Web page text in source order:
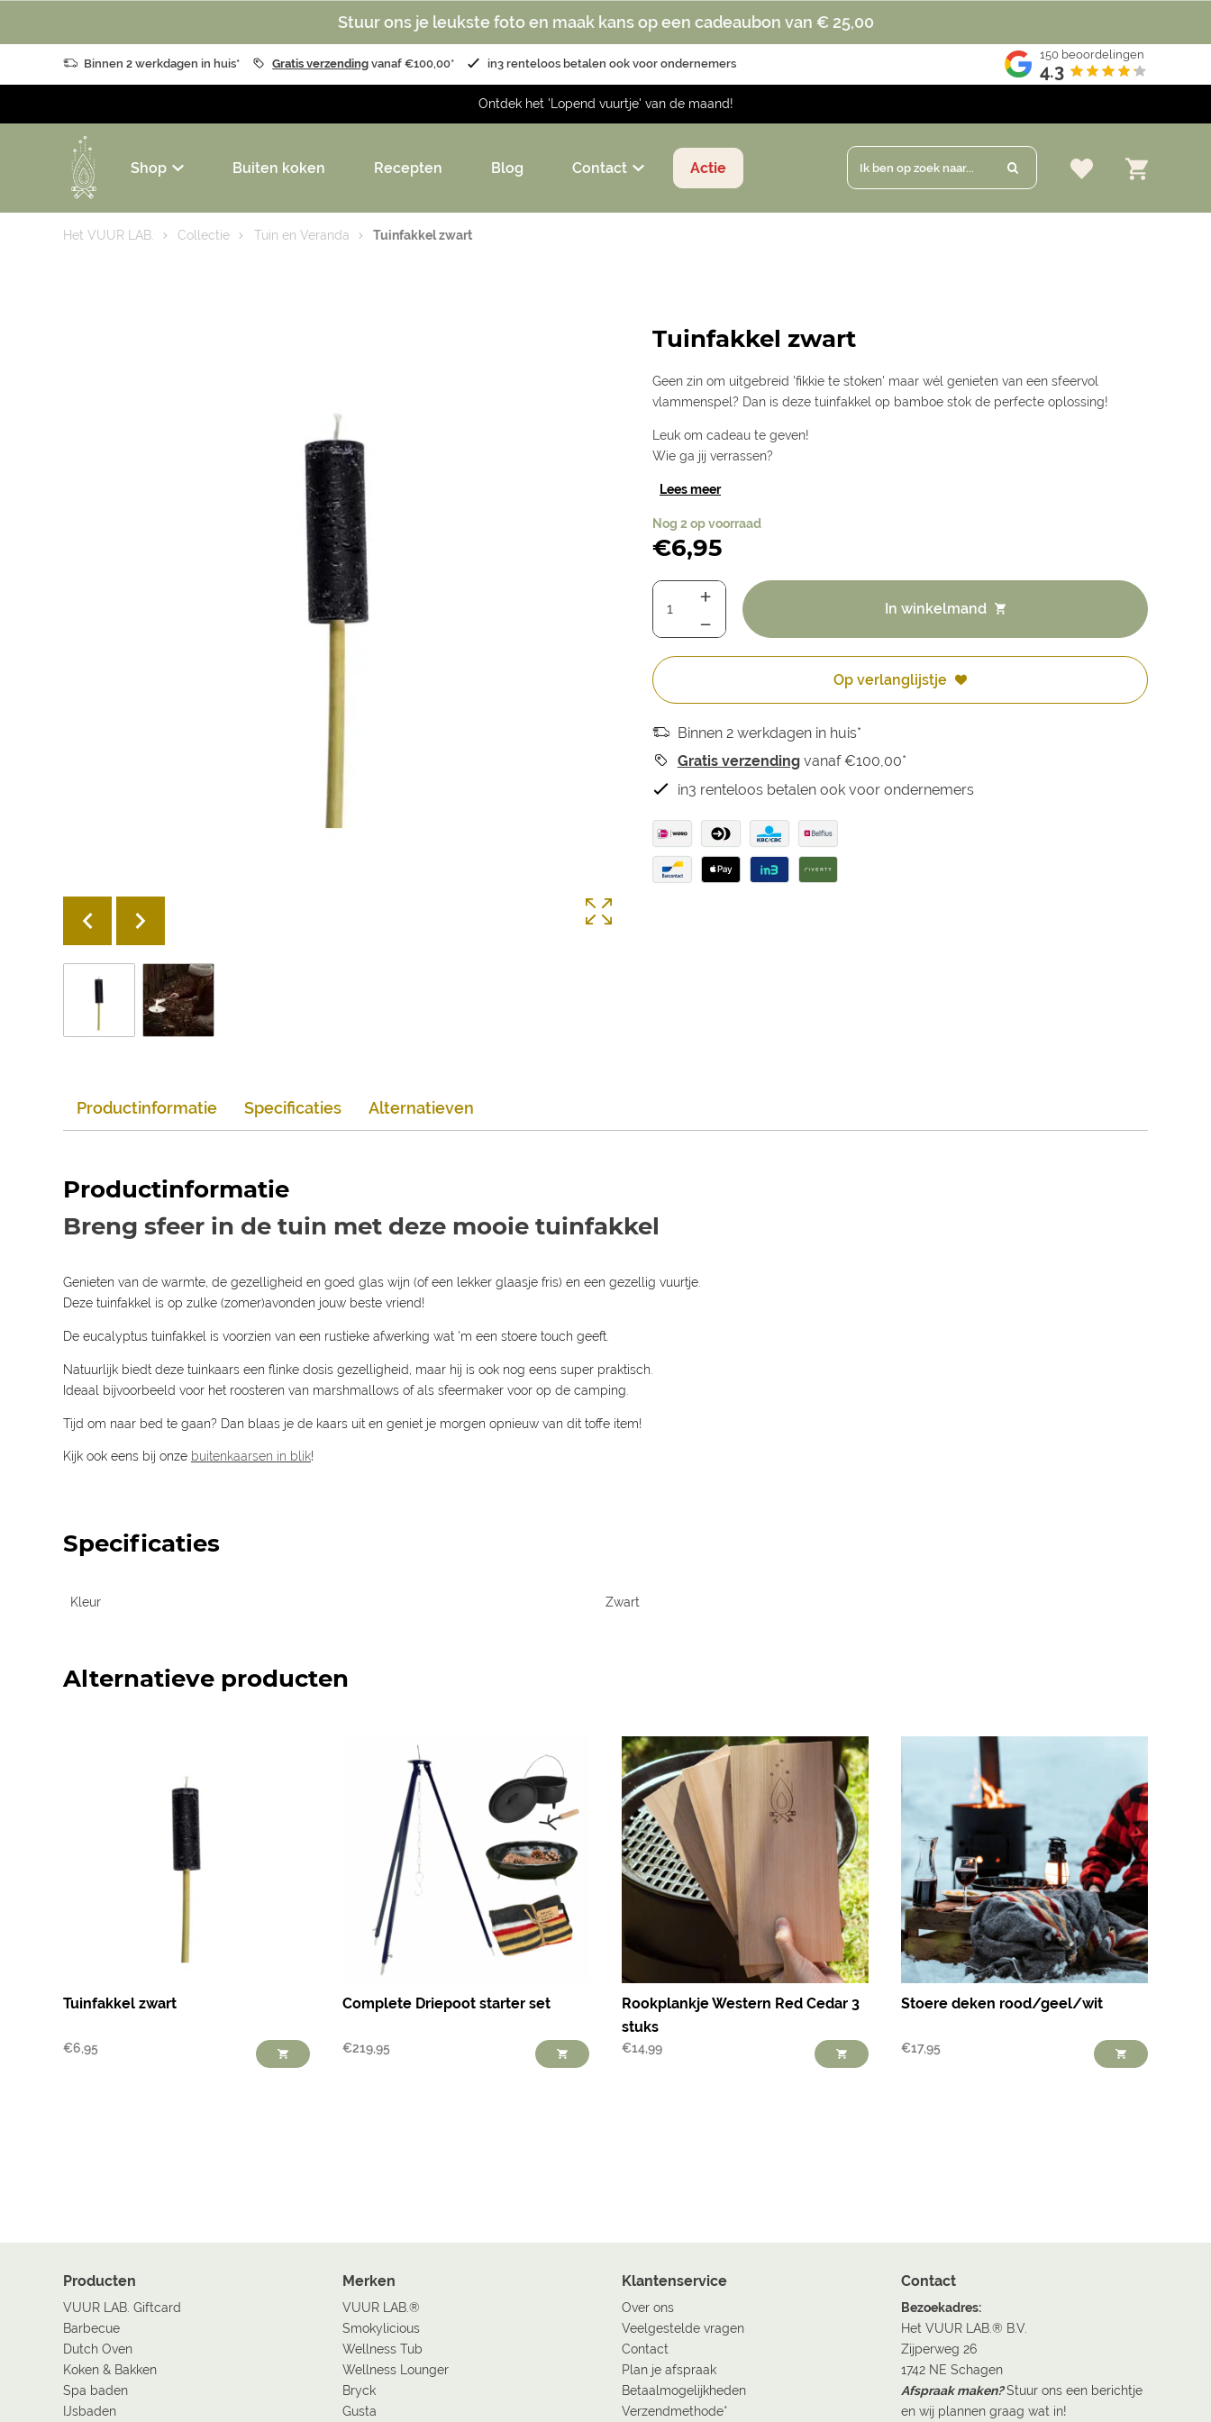
Stuur ons je leukste foto en maak kans op een cadeaubon van € 25,00
Binnen 2 werkdagen in huis* Gratis verzending vanaf €100,00* in3 renteloos betalen ook voor ondernemers
150beoordelingen
4.3
Ontdek het 'Lopend vuurtje' van de maand!
Shop Buiten koken Recepten Blog Contact Actie Ik ben op zoek naar...
Het VUUR LAB. Collectie Tuin en Veranda Tuinfakkel zwart
Tuinfakkel zwart
Geen zin om uitgebreid 'fikkie te stoken' maar wél genieten van een sfeervol
vlammenspel? Dan is deze tuinfakkel op bamboe stok de perfecte oplossing!
Leuk om cadeau te geven!
Wie ga jij verrassen?
Lees meer
Nog 2 op voorraad
€6,95
In winkelmand
Op verlanglijstje
Binnen 2 werkdagen in huis*
Gratis verzendingvanaf €100,00*
in3 renteloos betalen ook voor ondernemers
Productinformatie Specificaties Alternatieven
Productinformatie
Breng sfeer in de tuin met deze mooie tuinfakkel
Genieten van de warmte, de gezelligheid en goed glas wijn (of een lekker glaasje fris) en een gezellig vuurtje.
Deze tuinfakkel is op zulke (zomer)avonden jouw beste vriend!
De eucalyptus tuinfakkel is voorzien van een rustieke afwerking wat 'm een stoere touch geeft.
Natuurlijk biedt deze tuinkaars een flinke dosis gezelligheid, maar hij is ook nog eens super praktisch.
Ideaal bijvoorbeeld voor het roosteren van marshmallows of als sfeermaker voor op de camping.
Tijd om naar bed te gaan? Dan blaas je de kaars uit en geniet je morgen opnieuw van dit toffe item!
Kijk ook eens bij onze buitenkaarsen in blik!
Specificaties
Kleur Zwart
Alternatieve producten
Tuinfakkel zwart
€6,95
Complete Driepoot starter set
€219,95
Rookplankje Western Red Cedar 3
stuks
€14,99
Stoere deken rood/geel/wit
€17,95
Producten
VUUR LAB. Giftcard
Barbecue
Dutch Oven
Koken & Bakken
Spa baden
IJsbaden
Merken
VUUR LAB.®
Smokylicious
Wellness Tub
Wellness Lounger
Bryck
Gusta
Klantenservice
Over ons
Veelgestelde vragen
Contact
Plan je afspraak
Betaalmogelijkheden
Verzendmethode*
Contact
Bezoekadres:
Het VUUR LAB.® B.V.
Zijperweg 26
1742 NE Schagen
Afspraak maken?Stuur ons een berichtje
en wij plannen graag wat in!